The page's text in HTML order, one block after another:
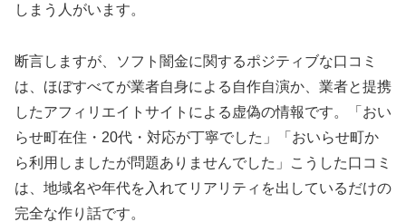
しまう人がいます。
断言しますが、ソフト闇金に関するポジティブな口コミ
は、ほぼすべてが業者自身による自作自演か、業者と提携
したアフィリエイトサイトによる虚偽の情報です。「おい
らせ町在住・20代・対応が丁寧でした」「おいらせ町か
ら利用しましたが問題ありませんでした」こうした口コミ
は、地域名や年代を入れてリアリティを出しているだけの
完全な作り話です。